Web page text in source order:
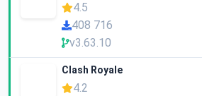
4.5
408 716
v3.63.10
Clash Royale
4.2